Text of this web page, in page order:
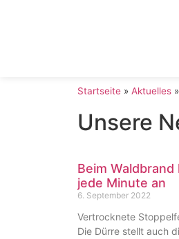
Startseite » Aktuelles »
Unsere
Beim
jede Minute an
6. September 2022
Vertrocknete
Die Dürre stellt auch